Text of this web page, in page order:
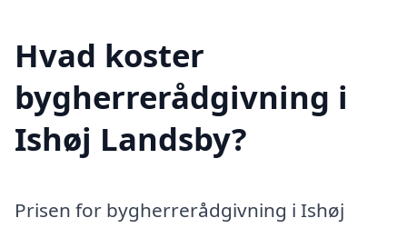
Hvad koster
bygherrerådgivning i
Ishøj Landsby?
Prisen for bygherrerådgivning i Ishøj